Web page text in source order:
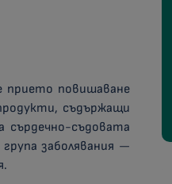
повишаване
съдържащи
сърдечно-съдовата
заболявания —